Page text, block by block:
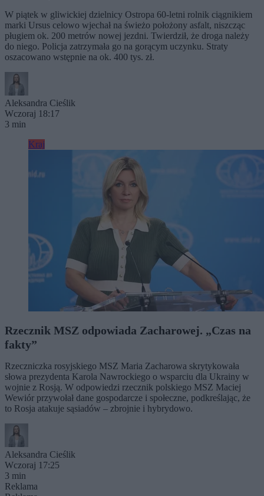
W piątek w gliwickiej dzielnicy Ostropa 60-letni rolnik ciągnikiem
marki Ursus celowo wjechał na świeżo położony asfalt, niszcząc
pługiem ok. 200 metrów nowej jezdni. Twierdził, że droga należy
do niego. Policja zatrzymała go na gorącym uczynku. Straty
oszacowano wstępnie na ok. 400 tys. zł.
Aleksandra Cieślik
Wczoraj 18:17
3 min
Kraj
Rzecznik MSZ odpowiada Zacharowej. „Czas na
fakty”
Rzeczniczka rosyjskiego MSZ Maria Zacharowa skrytykowała
słowa prezydenta Karola Nawrockiego o wsparciu dla Ukrainy w
wojnie z Rosją. W odpowiedzi rzecznik polskiego MSZ Maciej
Wewiór przywołał dane gospodarcze i społeczne, podkreślając, że
to Rosja atakuje sąsiadów – zbrojnie i hybrydowo.
Aleksandra Cieślik
Wczoraj 17:25
3 min
Reklama